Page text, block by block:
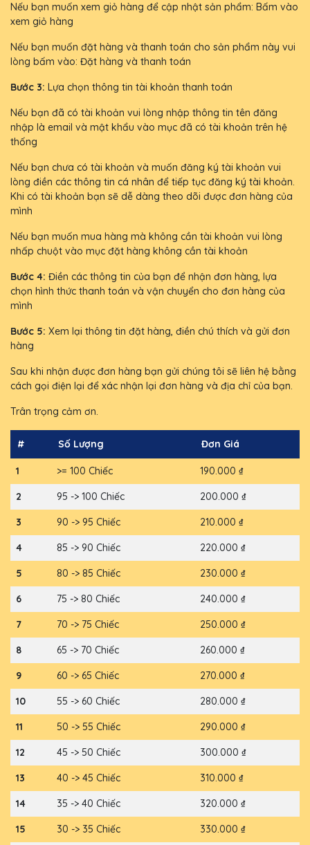
Nếu bạn muốn xem giỏ hàng để cập nhật sản phẩm: Bấm vào
xem giỏ hàng
Nếu bạn muốn đặt hàng và thanh toán cho sản phẩm này vui
lòng bấm vào: Đặt hàng và thanh toán
Bước 3: Lựa chọn thông tin tài khoản thanh toán
Nếu bạn đã có tài khoản vui lòng nhập thông tin tên đăng
nhập là email và mật khẩu vào mục đã có tài khoản trên hệ
thống
Nếu bạn chưa có tài khoản và muốn đăng ký tài khoản vui
lòng điền các thông tin cá nhân để tiếp tục đăng ký tài khoản.
Khi có tài khoản bạn sẽ dễ dàng theo dõi được đơn hàng của
mình
Nếu bạn muốn mua hàng mà không cần tài khoản vui lòng
nhấp chuột vào mục đặt hàng không cần tài khoản
Bước 4: Điền các thông tin của bạn để nhận đơn hàng, lựa
chọn hình thức thanh toán và vận chuyển cho đơn hàng của
mình
Bước 5: Xem lại thông tin đặt hàng, điền chú thích và gửi đơn
hàng
Sau khi nhận được đơn hàng bạn gửi chúng tôi sẽ liên hệ bằng
cách gọi điện lại để xác nhận lại đơn hàng và địa chỉ của bạn.
Trân trọng cảm ơn.
# Số Lượng Đơn Giá
1 >= 100 Chiếc 190.000 ₫
2 95 -> 100 Chiếc 200.000 ₫
3 90 -> 95 Chiếc 210.000 ₫
4 85 -> 90 Chiếc 220.000 ₫
5 80 -> 85 Chiếc 230.000 ₫
6 75 -> 80 Chiếc 240.000 ₫
7 70 -> 75 Chiếc 250.000 ₫
8 65 -> 70 Chiếc 260.000 ₫
9 60 -> 65 Chiếc 270.000 ₫
10 55 -> 60 Chiếc 280.000 ₫
11 50 -> 55 Chiếc 290.000 ₫
12 45 -> 50 Chiếc 300.000 ₫
13 40 -> 45 Chiếc 310.000 ₫
14 35 -> 40 Chiếc 320.000 ₫
15 30 -> 35 Chiếc 330.000 ₫